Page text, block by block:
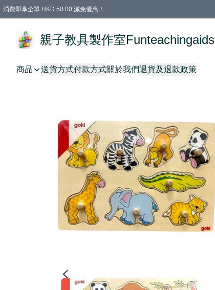
消費即享全單 HKD 50.00 減免優惠！
親子教具製作室Funteachingaids
商品 送貨方式付款方式關於我們退貨及退款政策